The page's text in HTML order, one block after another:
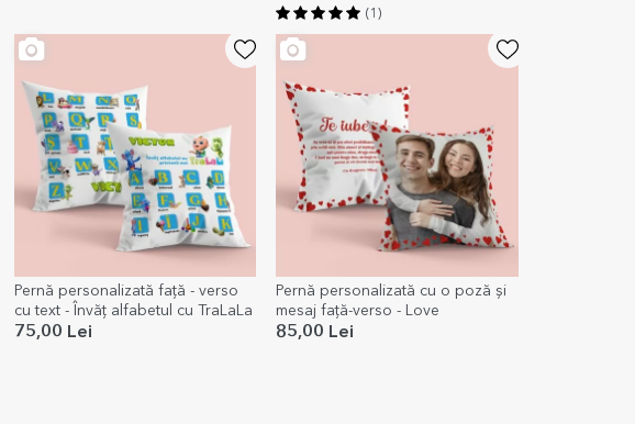
(1)
Pernă personalizată față - verso
cu text - Învăț alfabetul cu TraLaLa
75,00 Lei
Pernă personalizată cu o poză și
mesaj față-verso - Love
85,00 Lei